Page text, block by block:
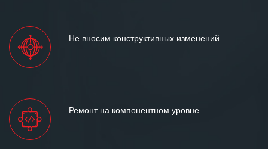
Не вносим конструктивных изменений
Ремонт на компонентном уровне